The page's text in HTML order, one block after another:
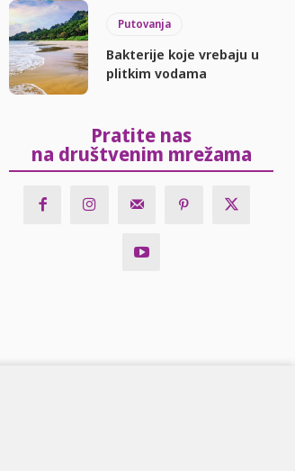
Putovanja
Bakterije koje vrebaju u
plitkim vodama
Pratite nas
na društvenim mrežama